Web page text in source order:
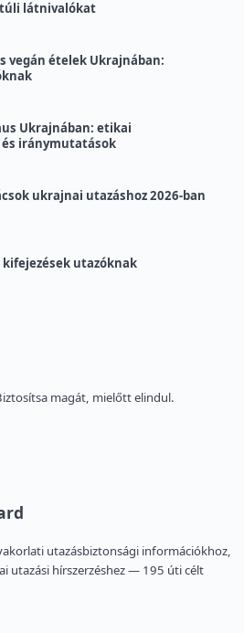
látnivalókat
vegán ételek Ukrajnában:
Ukrajnában: etikai
iránymutatások
ukrajnai utazáshoz 2026-ban
utazóknak
magát, mielőtt elindul.
utazásbiztonsági információkhoz,
utazási hírszerzéshez — 195 úti célt